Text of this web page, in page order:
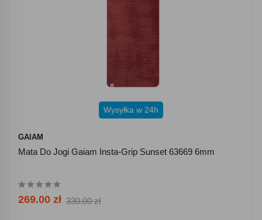
Wysyłka w 24h
GAIAM
Mata Do Jogi Gaiam Insta-Grip Sunset 63669 6mm
269.00 zł 330.00 zł